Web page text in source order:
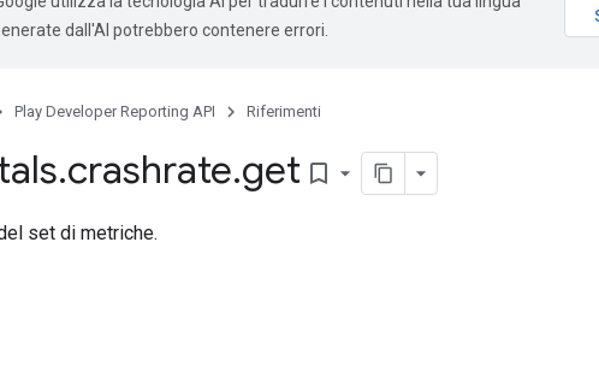
dall'AI potrebbero contenere errori.
Play Developer Reporting API Riferimenti
.crashrate.get bookmark_border
set di metriche.